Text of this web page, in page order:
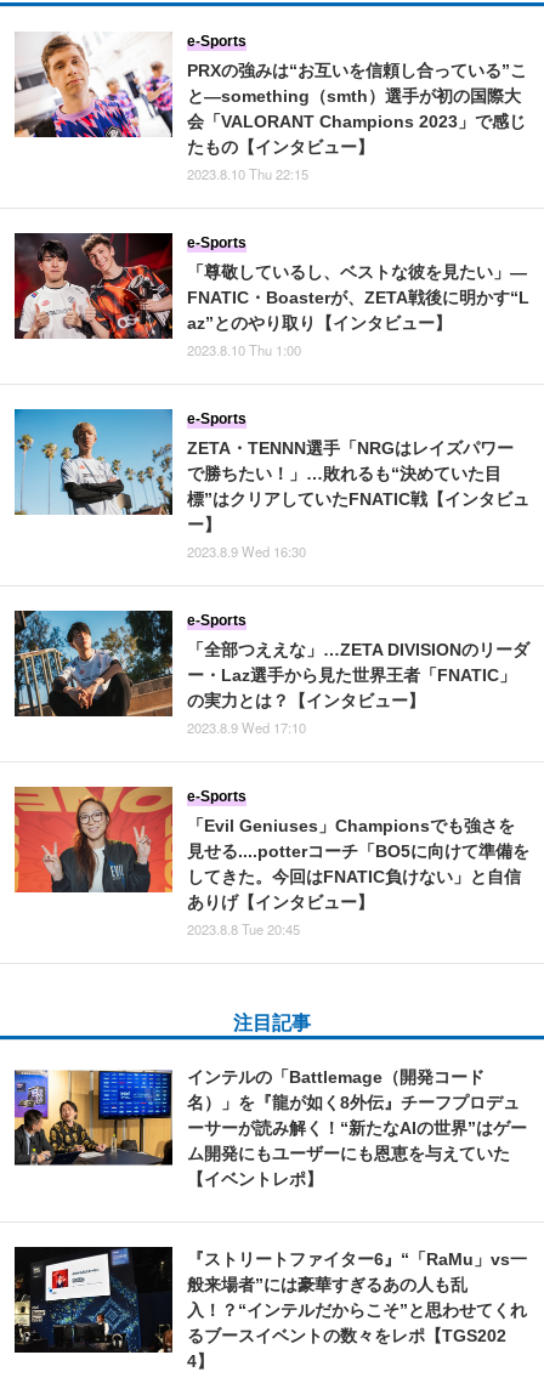
PRXの強みは“お互いを信頼し合っている”こ
と―something（smth）選手が初の国際大
会「VALORANT Champions 2023」で感じ
たもの【インタビュー】
e-Sports
2023.8.10 Thu 22:15
「尊敬しているし、ベストな彼を見たい」―
FNATIC・Boasterが、ZETA戦後に明かす“L
az”とのやり取り【インタビュー】
e-Sports
2023.8.10 Thu 1:00
ZETA・TENNN選手「NRGはレイズパワー
で勝ちたい！」…敗れるも“決めていた目
標”はクリアしていたFNATIC戦【インタビュ
ー】
e-Sports
2023.8.9 Wed 16:30
「全部つええな」…ZETA DIVISIONのリーダ
ー・Laz選手から見た世界王者「FNATIC」
の実力とは？【インタビュー】
e-Sports
2023.8.9 Wed 17:10
「Evil Geniuses」Championsでも強さを
見せる....potterコーチ「BO5に向けて準備を
してきた。今回はFNATIC負けない」と自信
ありげ【インタビュー】
e-Sports
2023.8.8 Tue 20:45
注目記事
インテルの「Battlemage（開発コード
名）」を『龍が如く8外伝』チーフプロデュ
ーサーが読み解く！“新たなAIの世界”はゲー
ム開発にもユーザーにも恩恵を与えていた
【イベントレポ】
『ストリートファイター6』“「RaMu」vs一
般来場者”には豪華すぎるあの人も乱
入！？“インテルだからこそ”と思わせてくれ
るブースイベントの数々をレポ【TGS202
4】